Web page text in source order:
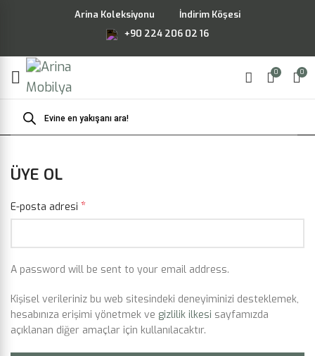
Arina Koleksiyonu
İndirim Köşesi
+90 224 206 02 16
0 0
Products
search
ÜYE OL
E-posta adresi *
A password will be sent to your email address.
Kişisel verileriniz bu web sitesindeki deneyiminizi desteklemek,
hesabınıza erişimi yönetmek ve gizlilik ilkesi sayfamızda
açıklanan diğer amaçlar için kullanılacaktır.